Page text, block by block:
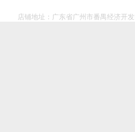
店铺地址：广东省广州市番禺经济